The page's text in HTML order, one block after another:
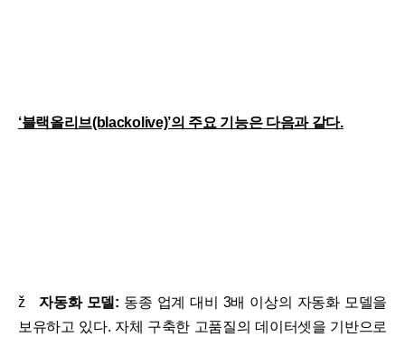
‘블랙올리브(blackolive)’의 주요 기능은 다음과 같다.
ž자동화 모델: 동종 업계 대비 3배 이상의 자동화 모델을
보유하고 있다. 자체 구축한 고품질의 데이터셋을 기반으로